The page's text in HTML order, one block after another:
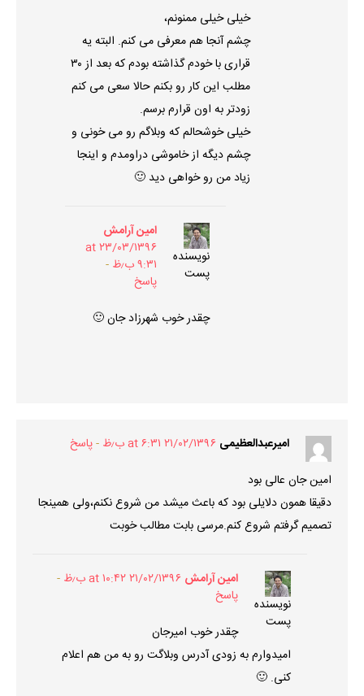
خیلی خیلی ممنونم،
چشم آنجا هم معرفی می کنم. البته یه
قراری با خودم گذاشته بودم که بعد از ۳۰
مطلب این کار رو بکنم حالا سعی می کنم
زودتر به اون قرارم برسم.
خیلی خوشحالم که وبلاگم رو می خونی و
چشم دیگه از خاموشی دراومدم و اینجا
زیاد من رو خواهی دید 🙂
نویسنده
پست
امین آرامش
۲۳/۰۳/۱۳۹۶ at
۹:۳۱ ب٫ظ
پاسخ
چقدر خوب شهرزاد جان 🙂
امیرعبدالعظیمی ۲۱/۰۲/۱۳۹۶ at ۶:۳۱ ب٫ظ
پاسخ
امین جان عالی بود
دقیقا همون دلایلی بود که باعث میشد من شروع نکنم،ولی همینجا
تصمیم گرفتم شروع کنم.مرسی بابت مطالب خوبت
نویسنده
پست
امین آرامش ۲۱/۰۲/۱۳۹۶ at ۱۰:۴۲ ب٫ظ
پاسخ
چقدر خوب امیرجان
امیدوارم به زودی آدرس وبلاگت رو به من هم اعلام
کنی. 🙂